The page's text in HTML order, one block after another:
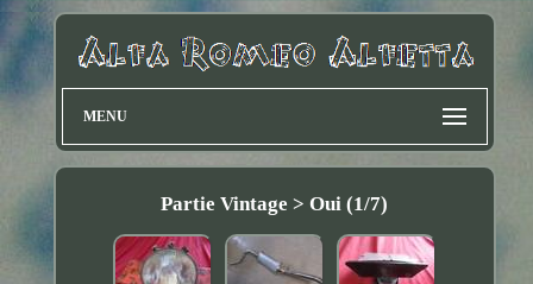
MENU
Partie Vintage > Oui (1/7)